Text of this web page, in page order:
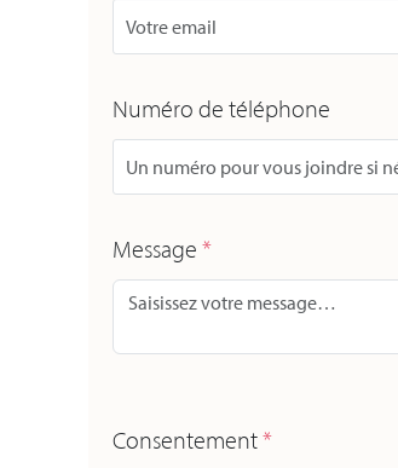
Numéro de téléphone
Message *
Consentement*